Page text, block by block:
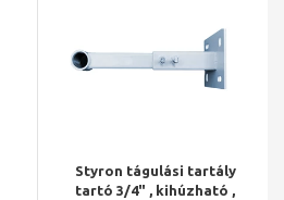
Styron tágulási tartály
tartó 3/4" , kihúzható ,